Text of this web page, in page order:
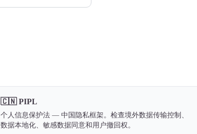
🇨🇳PIPL
个人信息保护法 — 中国隐私框架。检查境外数据传输控制、
数据本地化、敏感数据同意和用户撤回权。